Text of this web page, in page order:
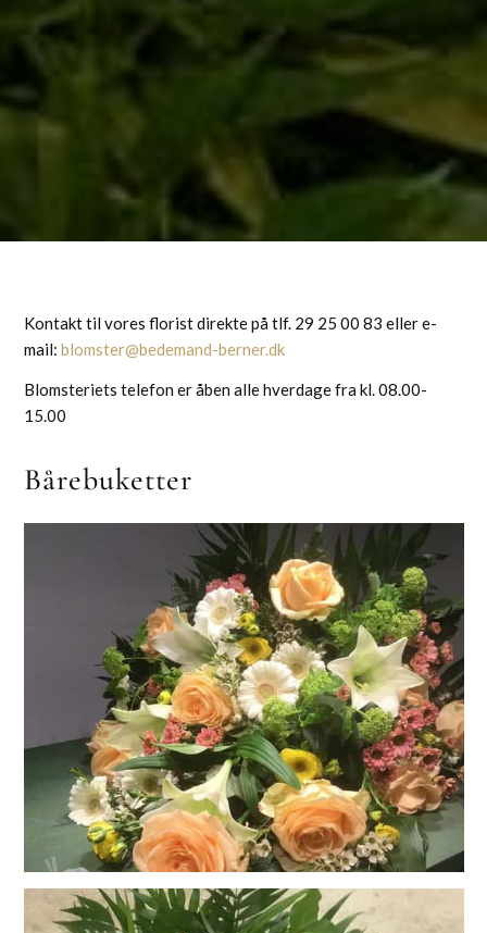
Kontakt til vores florist direkte på tlf. 29 25 00 83 eller e-
mail:blomster@bedemand-berner.dk
Blomsteriets telefon er åben alle hverdage fra kl. 08.00-
15.00
Bårebuketter